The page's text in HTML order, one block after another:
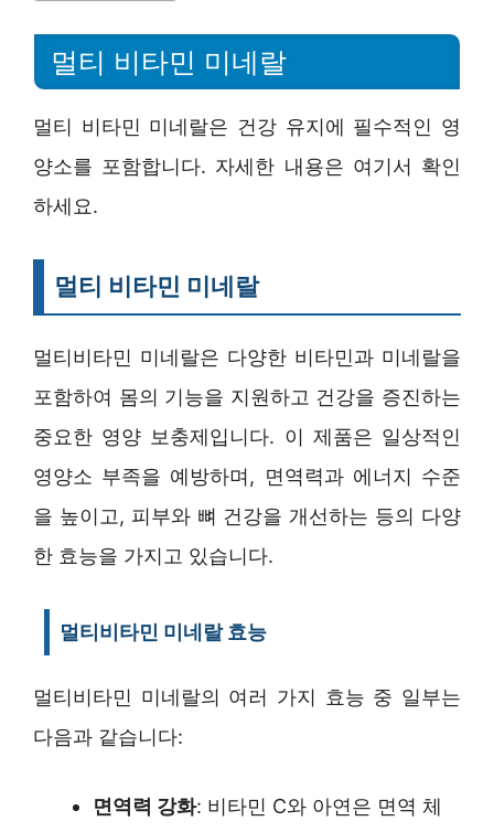
멀티 비타민 미네랄
멀티 비타민 미네랄은 건강 유지에 필수적인 영
양소를 포함합니다. 자세한 내용은 여기서 확인
하세요.
멀티 비타민 미네랄
멀티비타민 미네랄은 다양한 비타민과 미네랄을
포함하여 몸의 기능을 지원하고 건강을 증진하는
중요한 영양 보충제입니다. 이 제품은 일상적인
영양소 부족을 예방하며, 면역력과 에너지 수준
을 높이고, 피부와 뼈 건강을 개선하는 등의 다양
한 효능을 가지고 있습니다.
멀티비타민 미네랄 효능
멀티비타민 미네랄의 여러 가지 효능 중 일부는
다음과 같습니다:
면역력 강화: 비타민 C와 아연은 면역 체